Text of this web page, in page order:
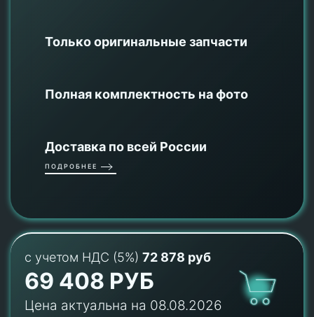
Только оригинальные запчасти
Полная комплектность на фото
Доставка по всей России
ПОДРОБНЕЕ
с учетом НДС (5%) 72 878 руб
69 408 РУБ
Цена актуальна на 08.08.2026